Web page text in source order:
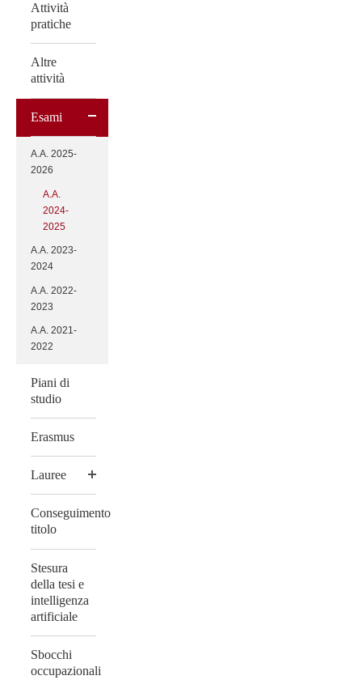
Attività
pratiche
Altre
attività
Esami
A.A. 2025-
2026
A.A.
2024-
2025
A.A. 2023-
2024
A.A. 2022-
2023
A.A. 2021-
2022
Piani di
studio
Erasmus
Lauree
Conseguimento
titolo
Stesura
della tesi e
intelligenza
artificiale
Sbocchi
occupazionali